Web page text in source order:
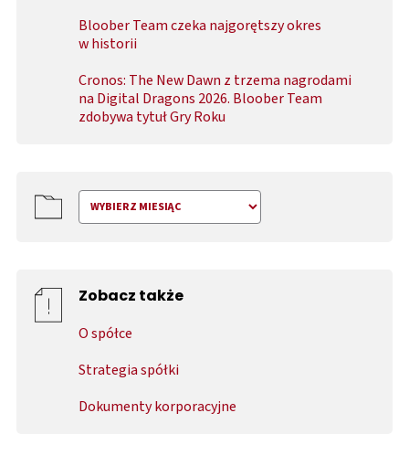
Bloober Team czeka najgorętszy okres
w historii
Cronos: The New Dawn z trzema nagrodami
na Digital Dragons 2026. Bloober Team
zdobywa tytuł Gry Roku
Zobacz także
O spółce
Strategia spółki
Dokumenty korporacyjne